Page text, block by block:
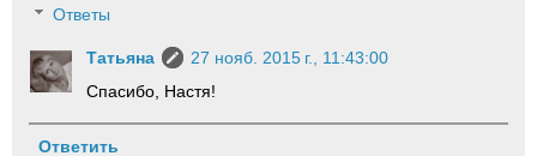
Ответы
Татьяна
27 нояб. 2015 г., 11:43:00
Спасибо, Настя!
Ответить